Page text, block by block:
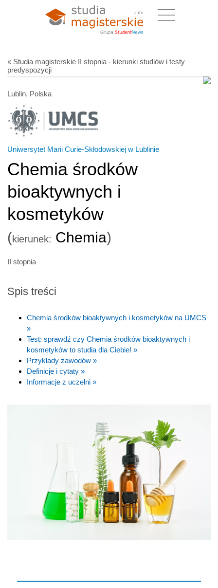
« Studia magisterskie II stopnia - kierunki studiów i testy
predyspozycji
Lublin, Polska
Uniwersytet Marii Curie-Skłodowskiej w Lublinie
Chemia środków
bioaktywnych i
kosmetyków
(kierunek: Chemia)
II stopnia
Spis treści
Chemia środków bioaktywnych i kosmetyków na UMCS
»
Test: sprawdź czy Chemia środków bioaktywnych i
kosmetyków to studia dla Ciebie! »
Przykłady zawodów »
Definicje i cytaty »
Informacje z uczelni »